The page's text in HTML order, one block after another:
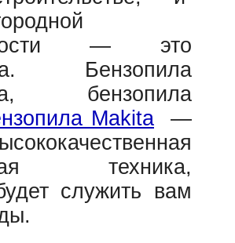
— это
Бензопила
бензопила
Makita —
техника,
служить вам